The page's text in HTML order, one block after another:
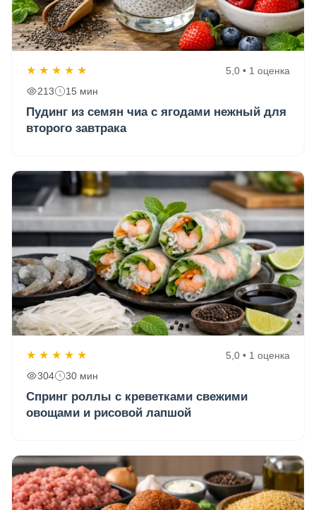
★ ★ ★ ★ ★
5,0 • 1 оценка
213
15 мин
Пудинг из семян чиа с ягодами нежный для
второго завтрака
★ ★ ★ ★ ★
5,0 • 1 оценка
304
30 мин
Спринг роллы с креветками свежими
овощами и рисовой лапшой